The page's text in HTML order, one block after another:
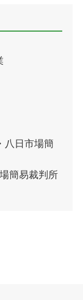
八日市場簡
簡易裁判所